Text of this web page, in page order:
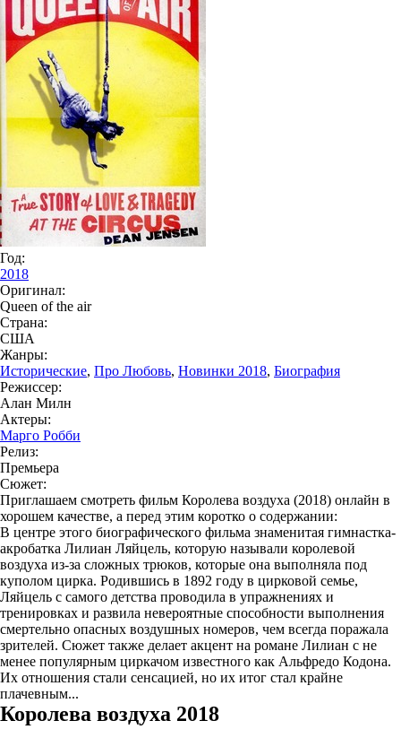
Год:
2018
Оригинал:
Queen of the air
Страна:
США
Жанры:
Исторические, Про Любовь, Новинки 2018, Биография
Режиссер:
Алан Милн
Актеры:
Марго Робби
Релиз:
Премьера
Сюжет:
Приглашаем смотреть фильм Королева воздуха (2018) онлайн в
хорошем качестве, а перед этим коротко о содержании:
В центре этого биографического фильма знаменитая гимнастка-
акробатка Лилиан Ляйцель, которую называли королевой
воздуха из-за сложных трюков, которые она выполняла под
куполом цирка. Родившись в 1892 году в цирковой семье,
Ляйцель с самого детства проводила в упражнениях и
тренировках и развила невероятные способности выполнения
смертельно опасных воздушных номеров, чем всегда поражала
зрителей. Сюжет также делает акцент на романе Лилиан с не
менее популярным циркачом известного как Альфредо Кодона.
Их отношения стали сенсацией, но их итог стал крайне
плачевным...
Королева воздуха 2018